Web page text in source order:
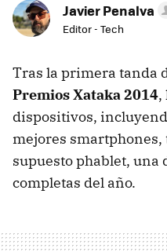
Javier Penalva
Editor - Tech
Tras la primera tanda
Premios Xataka 2014,
dispositivos,
mejores
supuesto phablet, una
completas del año.